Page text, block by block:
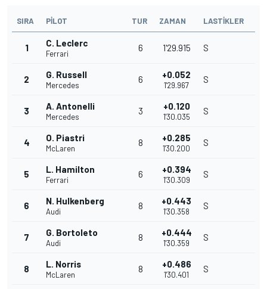
SIRA PILOT TUR ZAMAN LASTIKLER
1 C. Leclerc
Ferrari
6 1'29.915 S
2 G. Russell
Mercedes
6 +0.052
1'29.967
S
3 A. Antonelli
Mercedes
3 +0.120
1'30.035
S
4 O. Piastri
McLaren
8 +0.285
1'30.200
S
5 L. Hamilton
Ferrari
6 +0.394
1'30.309
S
6 N. Hulkenberg
Audi
8 +0.443
1'30.358
S
7 G. Bortoleto
Audi
8 +0.444
1'30.359
S
8 L. Norris
McLaren
8 +0.486
1'30.401
S